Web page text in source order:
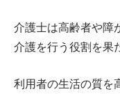
介護士は高齢者や障
介護を行う役割を果
利用者の生活の質を